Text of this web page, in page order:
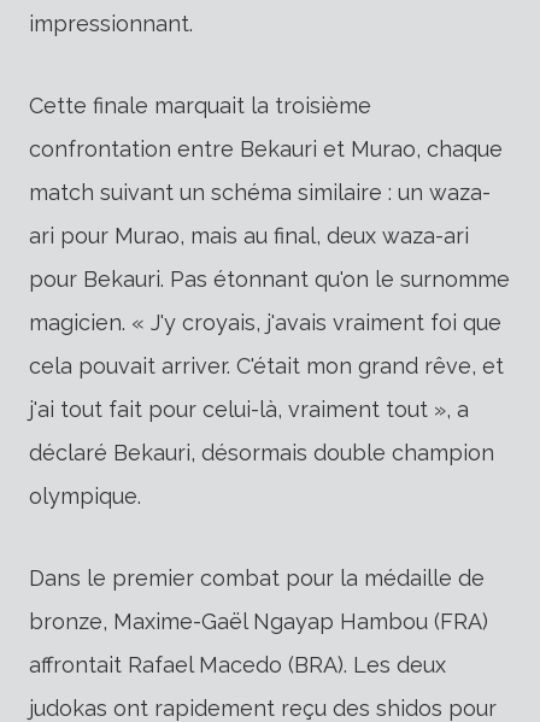
impressionnant.
Cette finale marquait la troisième
confrontation entre Bekauri et Murao, chaque
match suivant un schéma similaire : un waza-
ari pour Murao, mais au final, deux waza-ari
pour Bekauri. Pas étonnant qu'on le surnomme
magicien. « J'y croyais, j'avais vraiment foi que
cela pouvait arriver. C'était mon grand rêve, et
j'ai tout fait pour celui-là, vraiment tout », a
déclaré Bekauri, désormais double champion
olympique.
Dans le premier combat pour la médaille de
bronze, Maxime-Gaël Ngayap Hambou (FRA)
affrontait Rafael Macedo (BRA). Les deux
judokas ont rapidement reçu des shidos pour